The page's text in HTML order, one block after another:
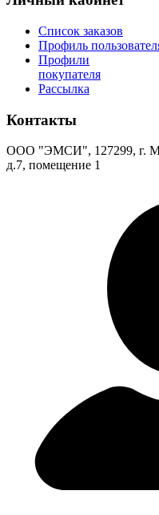
Список заказов
Профиль
Профили
покупателя
Рассылка
Контакты
ООО "ЭМСИ", 127299, г.
д.7, помещение 1